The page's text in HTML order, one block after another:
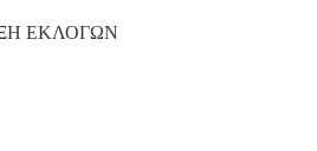
ΕΚΛΟΓΩΝ